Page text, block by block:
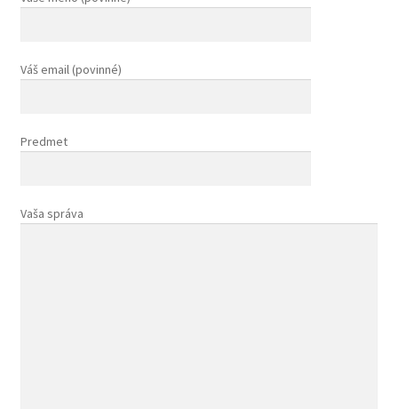
Sekcia domovskej stránky
Textové riadky
Váš email (povinné)
Predmet
Vaša správa